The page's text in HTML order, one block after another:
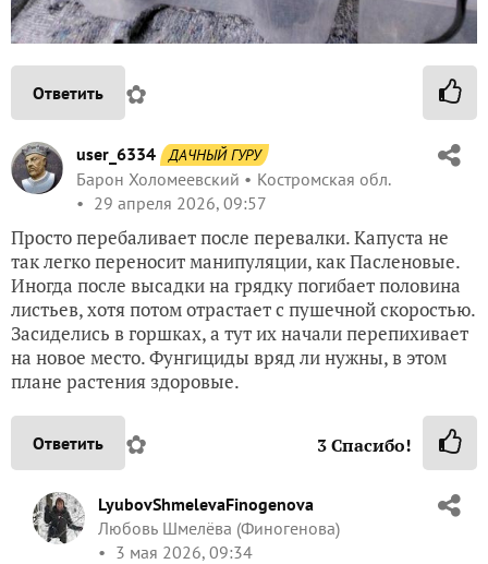
Ответить ✿
user_6334 ДАЧНЫЙ ГУРУ
Барон Холомеевский
Костромская обл.
29 апреля 2026, 09:57
Просто перебаливает после перевалки. Капуста не
так легко переносит манипуляции, как Пасленовые.
Иногда после высадки на грядку погибает половина
листьев, хотя потом отрастает с пушечной скоростью.
Засиделись в горшках, а тут их начали перепихивает
на новое место. Фунгициды вряд ли нужны, в этом
плане растения здоровые.
Ответить ✿ 3Спасибо!
LyubovShmelevaFinogenova
Любовь Шмелёва (Финогенова)
3 мая 2026, 09:34